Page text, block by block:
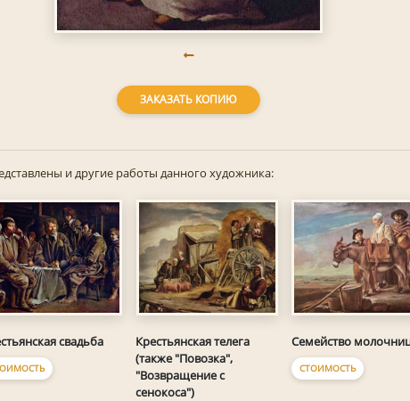
ЗАКАЗАТЬ КОПИЮ
и другие работы данного художника:
свадьба
Крестьянская телега
(также "Повозка",
"Возвращение с
сенокоса")
Семейство
СТОИМОСТЬ